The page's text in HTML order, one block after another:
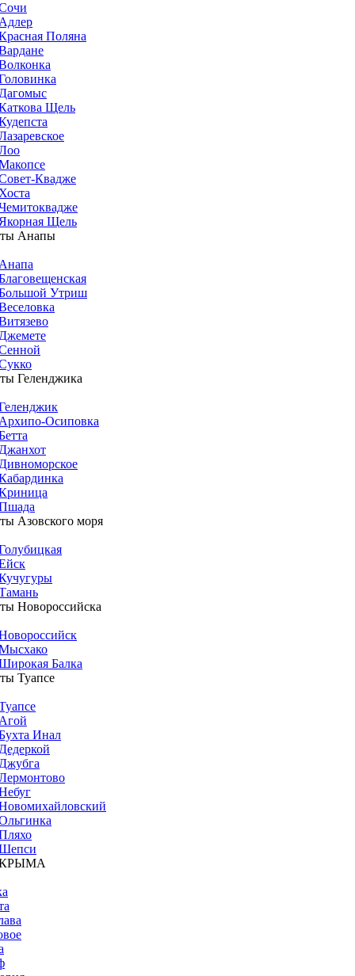
Поляна
Щель
Квадже
Щель
Анапы
Утриш
Геленджика
Осиповка
Азовского моря
Новороссийска
Балка
Туапсе
Инал